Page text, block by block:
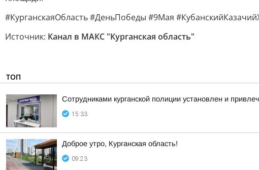
#КурганскаяОбласть #ДеньПобеды #9Мая
Источник: Канал в МАКС "Курганская область"
ТОП
Сотрудниками курганской полиции установлен и
15:33
Доброе утро, Курганская область!
09:23